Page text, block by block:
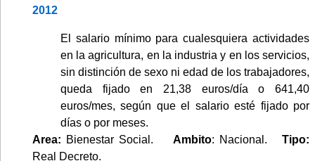
2012
El salario mínimo para cualesquiera actividades
en la agricultura, en la industria y en los servicios,
sin distinción de sexo ni edad de los trabajadores,
queda fijado en 21,38 euros/día o 641,40
euros/mes, según que el salario esté fijado por
días o por meses.
Area: Bienestar Social. Ambito: Nacional. Tipo:
Real Decreto.